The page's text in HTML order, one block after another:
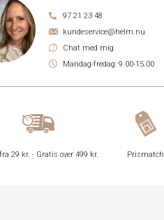
97 21 23 48
kundeservice@helm.nu
Chat med mig
Mandag-fredag: 9.00-15.00
29 kr. - Gratis over 499 kr. Prismatch